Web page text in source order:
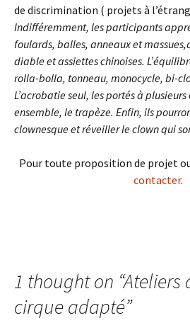
de discrimination ( projets à
Indifféremment, les participants
foulards, balles, anneaux et
diable et assiettes chinoises.
rolla-bolla, tonneau, monocycle, bi-
L’acrobatie seul, les portés à
ensemble, le trapèze. Enfin, ils
clownesque et réveiller le clown qui
Pour toute proposition de projet
contacter.
1 thought on “Ateliers
cirque adapté”